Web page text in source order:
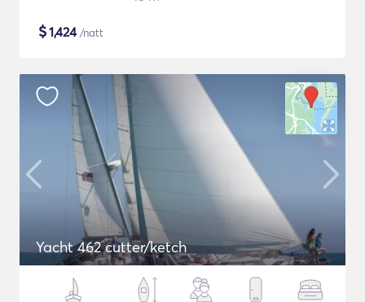
$1,424/natt
Yacht 462 cutter/ketch